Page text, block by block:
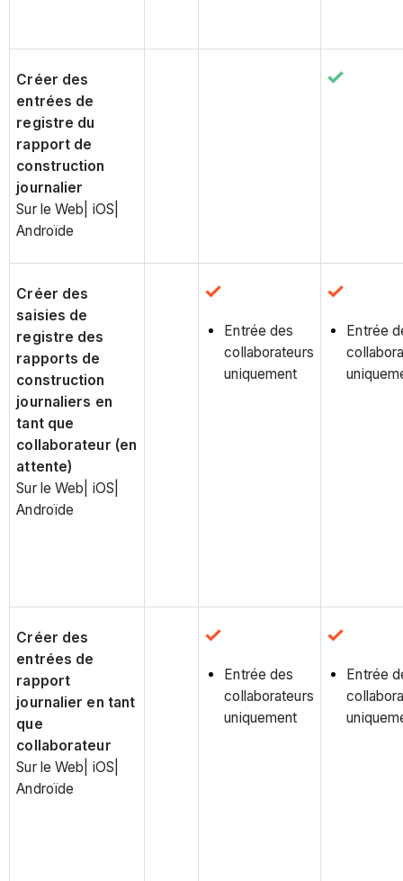
Créer des
entrées de
registre du
rapport de
construction
journalier
Sur le Web| iOS|
Androïde
Créer des
saisies de
registre des
rapports de
construction
journaliers en
tant que
collaborateur (en
attente)
Sur le Web| iOS|
Androïde
Entrée des
collaborateurs
uniquement
Entrée
Créer des
entrées de
rapport
journalier en tant
que
collaborateur
Sur le Web| iOS|
Androïde
Entrée des
collaborateurs
uniquement
Entrée